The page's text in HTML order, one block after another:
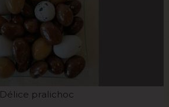
Délice pralichoc